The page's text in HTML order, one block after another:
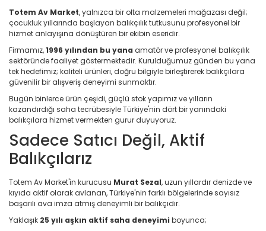
Totem Av Market, yalnızca bir olta malzemeleri mağazası değil;
çocukluk yıllarında başlayan balıkçılık tutkusunu profesyonel bir
hizmet anlayışına dönüştüren bir ekibin eseridir.
Firmamız,1996 yılından bu yana amatör ve profesyonel balıkçılık
sektöründe faaliyet göstermektedir. Kurulduğumuz günden bu yana
tek hedefimiz; kaliteli ürünleri, doğru bilgiyle birleştirerek balıkçılara
güvenilir bir alışveriş deneyimi sunmaktır.
Bugün binlerce ürün çeşidi, güçlü stok yapımız ve yılların
kazandırdığı saha tecrübesiyle Türkiye'nin dört bir yanındaki
balıkçılara hizmet vermekten gurur duyuyoruz.
Sadece Satıcı Değil, Aktif
Balıkçılarız
Totem Av Market'in kurucusu Murat Sezal, uzun yıllardır denizde ve
kıyıda aktif olarak avlanan, Türkiye'nin farklı bölgelerinde sayısız
başarılı ava imza atmış deneyimli bir balıkçıdır.
Yaklaşık 25 yılı aşkın aktif saha deneyimi boyunca;